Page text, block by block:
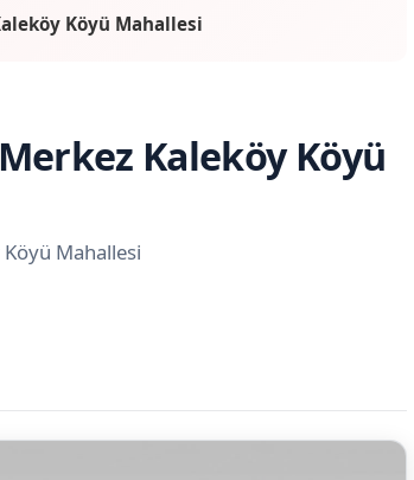
Köyü Mahallesi
Kaleköy Köyü
Mahallesi